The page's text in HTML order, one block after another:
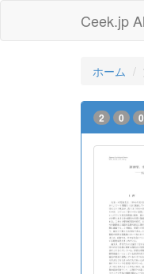
Ceek.jp
ホーム
2 0 0